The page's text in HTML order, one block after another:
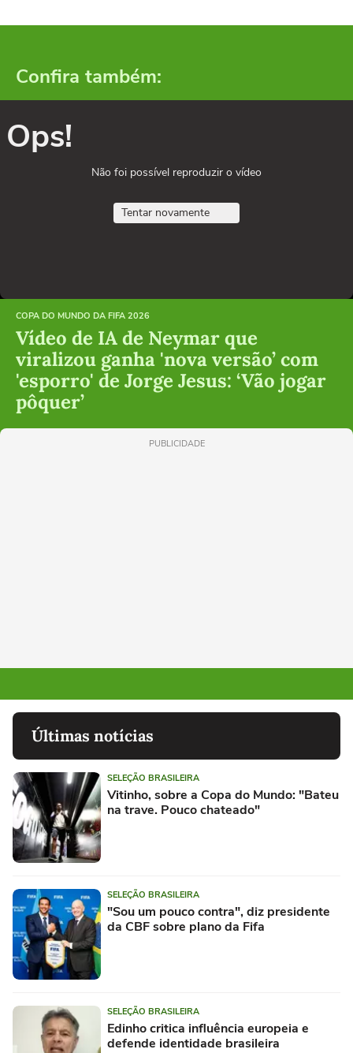
Confira também:
Ops!
Não foi possível reproduzir o vídeo
Tentar novamente
COPA DO MUNDO DA FIFA 2026
Vídeo de IA de Neymar que
viralizou ganha 'nova versão’ com
'esporro' de Jorge Jesus: ‘Vão jogar
pôquer’
PUBLICIDADE
Últimas notícias
SELEÇÃO BRASILEIRA
Vitinho, sobre a Copa do Mundo: "Bateu
na trave. Pouco chateado"
SELEÇÃO BRASILEIRA
"Sou um pouco contra", diz presidente
da CBF sobre plano da Fifa
SELEÇÃO BRASILEIRA
Edinho critica influência europeia e
defende identidade brasileira